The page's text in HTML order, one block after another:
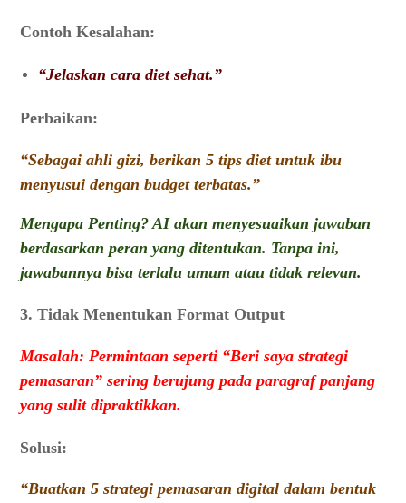
Contoh Kesalahan:
“Jelaskan cara diet sehat.”
Perbaikan:
“Sebagai ahli gizi, berikan 5 tips diet untuk ibu
menyusui dengan budget terbatas.”
Mengapa Penting? AI akan menyesuaikan jawaban
berdasarkan peran yang ditentukan. Tanpa ini,
jawabannya bisa terlalu umum atau tidak relevan.
3. Tidak Menentukan Format Output
Masalah: Permintaan seperti “Beri saya strategi
pemasaran” sering berujung pada paragraf panjang
yang sulit dipraktikkan.
Solusi:
“Buatkan 5 strategi pemasaran digital dalam bentuk